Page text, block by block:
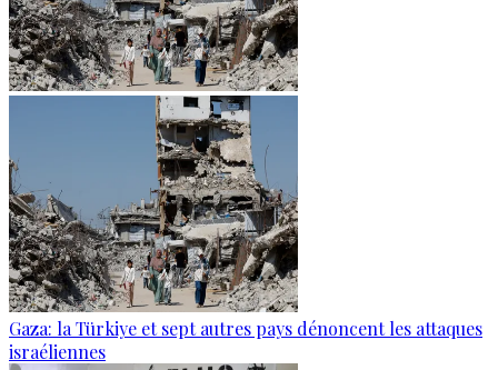
Gaza: la Türkiye et sept autres pays dénoncent les attaques
israéliennes